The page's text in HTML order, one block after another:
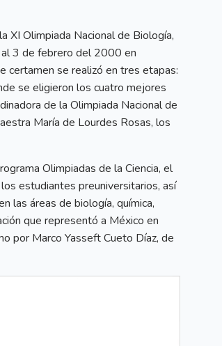
XI Olimpiada Nacional de Biología,
al 3 de febrero del 2000 en
certamen se realizó en tres etapas:
se eligieron los cuatro mejores
de la Olimpiada Nacional de
María de Lourdes Rosas, los
Olimpiadas de la Ciencia, el
estudiantes preuniversitarios, así
las áreas de biología, química,
que representó a México en
por Marco Yasseft Cueto Díaz, de